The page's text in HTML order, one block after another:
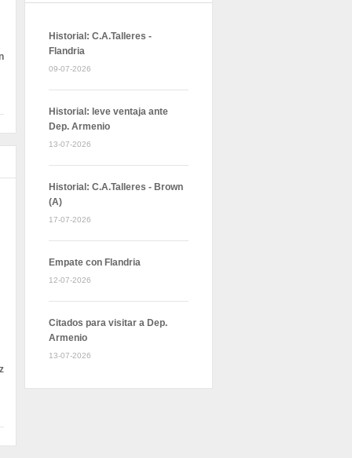
Historial: C.A.Talleres -
Flandria
09-07-2026
Historial: leve ventaja ante
Dep. Armenio
13-07-2026
Historial: C.A.Talleres - Brown
(A)
17-07-2026
Empate con Flandria
12-07-2026
Citados para visitar a Dep.
Armenio
13-07-2026